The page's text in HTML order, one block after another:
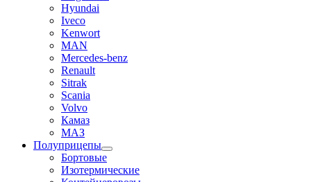
Hyundai
Iveco
Kenwort
MAN
Mercedes-benz
Renault
Sitrak
Scania
Volvo
Камаз
МАЗ
Полуприцепы
Бортовые
Изотермические